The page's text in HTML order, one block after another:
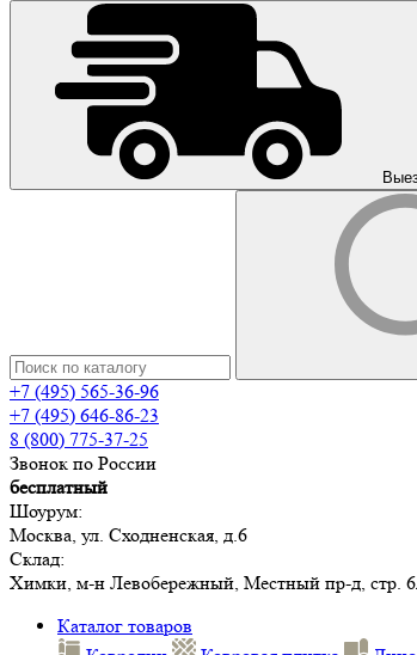
+7 (495) 565-36-96
+7 (495) 646-86-23
8 (800) 775-37-25
Звонок по России
бесплатный
Шоурум:
Москва, ул. Сходненская, д.6
Склад:
Химки, м-н Левобережный, Местный пр-д, стр.
Каталог товаров